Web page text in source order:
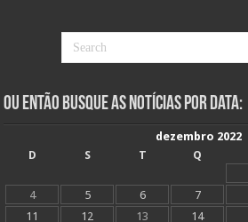
Ou Então Busque as Notícias Por Data:
dezembro 2022
D
S T Q
4
5 6 7
11
12 13 14